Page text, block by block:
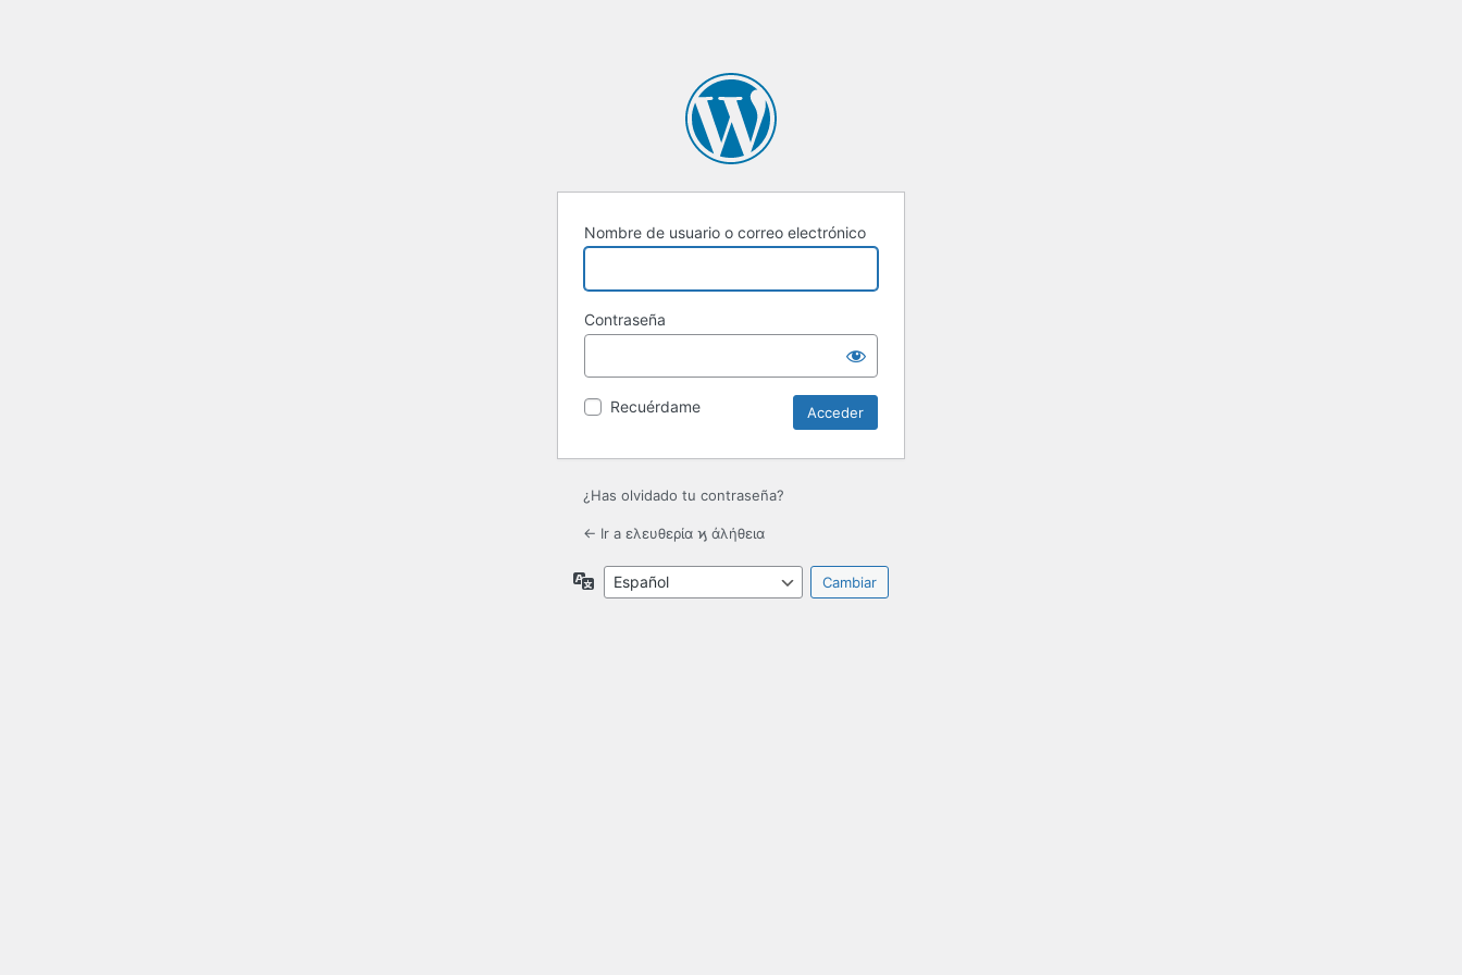
Nombre de usuario o correo electrónico
Contraseña
Recuérdame
¿Has olvidado tu contraseña?
← Ir a ελευθερία ϗ ἀλήθεια
Idioma